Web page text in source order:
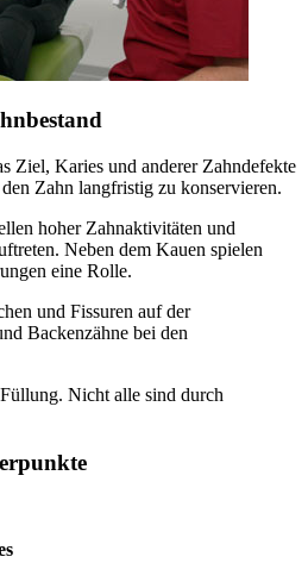
Ziel, Karies und anderer Zahndefekte
Zahn langfristig zu konservieren.
hoher Zahnaktivitäten und
Neben dem Kauen spielen
eine Rolle.
und Fissuren auf der
Backenzähne bei den
Nicht alle sind durch